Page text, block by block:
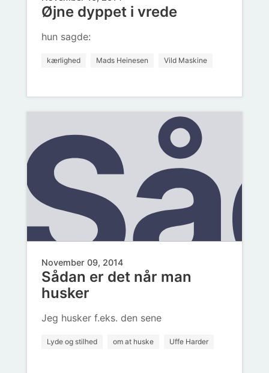
at
af
i
Øjne dyppet i vrede
hun sagde:
kærlighed Mads Heinesen Vild Maskine
November 09, 2014
Sådan er det når man
husker
Jeg husker f.eks. den sene
Lyde og stilhed om at huske Uffe Harder